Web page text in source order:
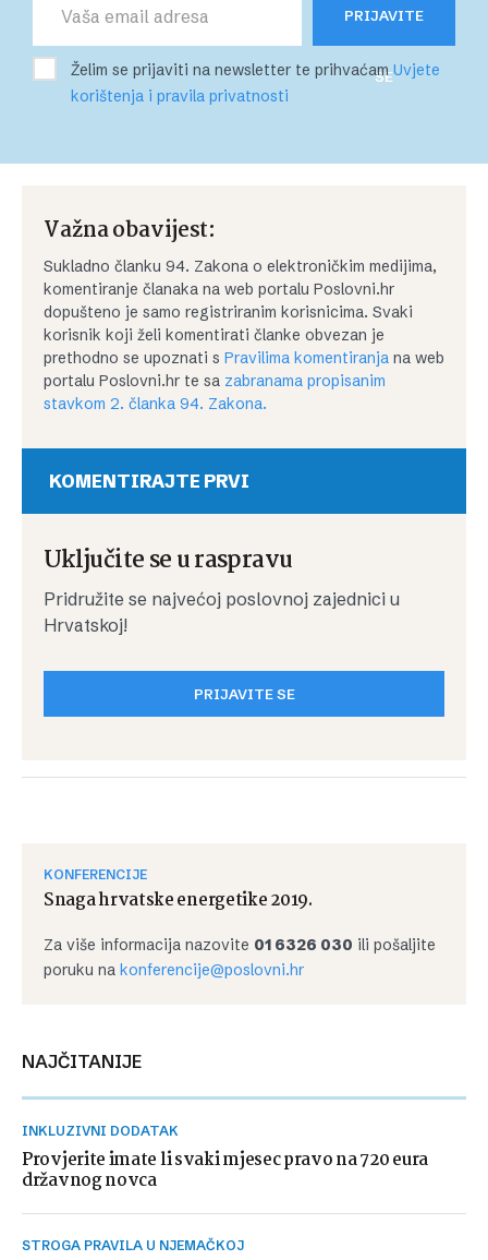
PRIJAVITE
SE
Želim se prijaviti na newsletter te prihvaćamUvjete
korištenja i pravila privatnosti
Važna obavijest:
Sukladno članku 94. Zakona o elektroničkim medijima,
komentiranje članaka na web portalu Poslovni.hr
dopušteno je samo registriranim korisnicima. Svaki
korisnik koji želi komentirati članke obvezan je
prethodno se upoznati s Pravilima komentiranja na web
portalu Poslovni.hr te sa zabranama propisanim
stavkom 2. članka 94. Zakona.
KOMENTIRAJTE PRVI
Uključite se u raspravu
Pridružite se najvećoj poslovnoj zajednici u
Hrvatskoj!
PRIJAVITE SE
KONFERENCIJE
Snaga hrvatske energetike 2019.
Za više informacija nazovite 01 6326 030 ili pošaljite
poruku na konferencije@poslovni.hr
NAJČITANIJE
INKLUZIVNI DODATAK
Provjerite imate li svaki mjesec pravo na 720 eura
državnog novca
STROGA PRAVILA U NJEMAČKOJ